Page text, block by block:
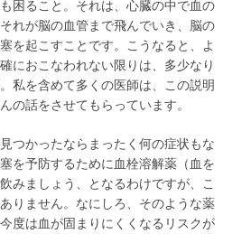
困ること。それは、心臓の中で血の
れが脳の血管まで飛んでいき、脳の
を起こすことです。こうなると、よ
におこなわれない限りは、多少なり
私を含めて多くの医師は、この説明
の話をさせてもらっています。
つかったならまったく何の症状もな
を予防するために血栓溶解薬（血を
みましょう、となるわけですが、こ
りません。なにしろ、そのような薬
度は血が固まりにくくなるリスクが